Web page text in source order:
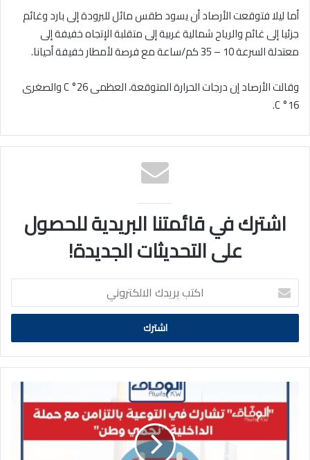
أما ليلا فتوقعت الأرصاد أن يسود طقس مائل للبرودة إلى بارد وغائم
جزئيا إلى غائم والرياح شمالية غربية إلى متقلبة الإتجاه خفيفة إلى
معتدلة السرعة 10 – 35 كم/ساعة مع فرصة لأمطار خفيفة أحيانا.
وقالت الأرصاد إن درجات الحرارة المتوقعة، العظمى 26° C والصغرى
16° C.
اشترك في قائمتنا البريدية للحصول
على التحديثات الجديدة!
اكتب
بريدك
الالكتروني
تطبيق